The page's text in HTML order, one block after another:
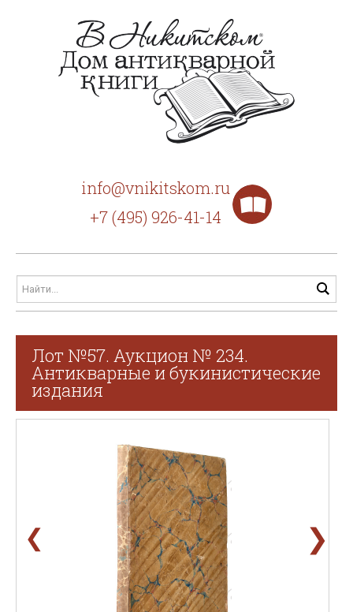
info@vnikitskom.ru
+7 (495) 926-41-14
Лот №57. Аукцион № 234.
Антикварные и букинистические
издания
❮ ❯